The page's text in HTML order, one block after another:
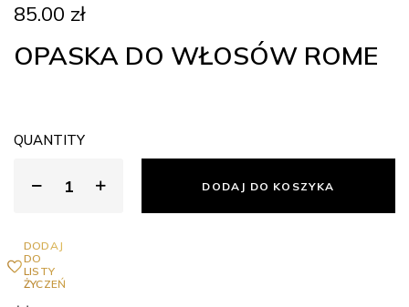
85.00 zł
OPASKA DO WŁOSÓW ROME
QUANTITY
DODAJ DO KOSZYKA
DODAJ
DO
LISTY
ŻYCZEŃ